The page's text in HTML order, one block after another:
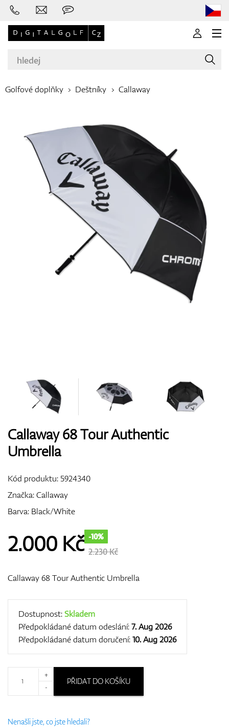
Golfové hole
Oblečení
Boty
Bagy
Doplňky
Golfové doplňky Deštníky Callaway
Callaway 68 Tour Authentic
Umbrella
Kód produktu:5924340
Značka:Callaway
Barva: Black/White
2.000 Kč -10%
2.230 Kč
Callaway 68 Tour Authentic Umbrella
Dostupnost:Skladem
Předpokládané datum odeslání:7. Aug 2026
Předpokládané datum doručení:10. Aug 2026
+
-
PŘIDAT DO KOŠÍKU
Nenašli jste, co jste hledali?